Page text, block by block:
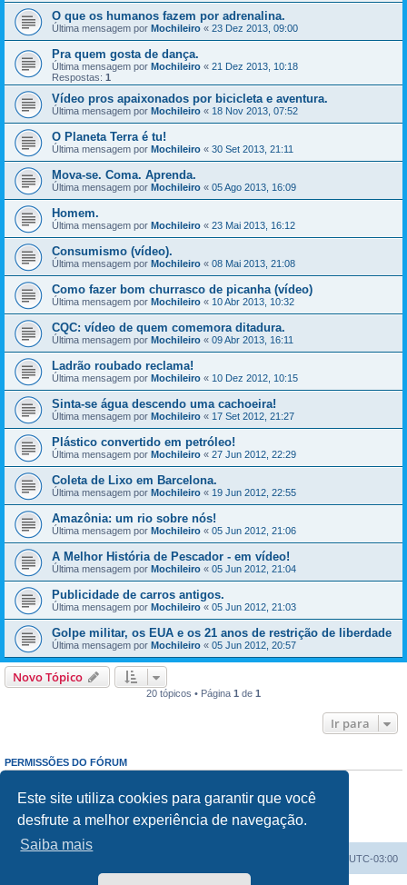
Este site utiliza cookies para garantir que você
desfrute a melhor experiência de navegação.
Saiba mais
O que os humanos fazem por adrenalina.
Última mensagem por Mochileiro « 23 Dez 2013, 09:00
Pra quem gosta de dança.
Última mensagem por Mochileiro « 21 Dez 2013, 10:18
Respostas: 1
Vídeo pros apaixonados por bicicleta e aventura.
Última mensagem por Mochileiro « 18 Nov 2013, 07:52
O Planeta Terra é tu!
Última mensagem por Mochileiro « 30 Set 2013, 21:11
Mova-se. Coma. Aprenda.
Última mensagem por Mochileiro « 05 Ago 2013, 16:09
Homem.
Última mensagem por Mochileiro « 23 Mai 2013, 16:12
Consumismo (vídeo).
Última mensagem por Mochileiro « 08 Mai 2013, 21:08
Como fazer bom churrasco de picanha (vídeo)
Última mensagem por Mochileiro « 10 Abr 2013, 10:32
CQC: vídeo de quem comemora ditadura.
Última mensagem por Mochileiro « 09 Abr 2013, 16:11
Ladrão roubado reclama!
Última mensagem por Mochileiro « 10 Dez 2012, 10:15
Sinta-se água descendo uma cachoeira!
Última mensagem por Mochileiro « 17 Set 2012, 21:27
Plástico convertido em petróleo!
Última mensagem por Mochileiro « 27 Jun 2012, 22:29
Coleta de Lixo em Barcelona.
Última mensagem por Mochileiro « 19 Jun 2012, 22:55
Amazônia: um rio sobre nós!
Última mensagem por Mochileiro « 05 Jun 2012, 21:06
A Melhor História de Pescador - em vídeo!
Última mensagem por Mochileiro « 05 Jun 2012, 21:04
Publicidade de carros antigos.
Última mensagem por Mochileiro « 05 Jun 2012, 21:03
Golpe militar, os EUA e os 21 anos de restrição de liberdade
Última mensagem por Mochileiro « 05 Jun 2012, 20:57
Novo Tópico
20 tópicos • Página 1 de 1
Ir para
PERMISSÕES DO FÓRUM
Responder mensagens:
Proibido
Editar mensagens:Proibido
Excluir mensagens:Proibido
UTC-03:00